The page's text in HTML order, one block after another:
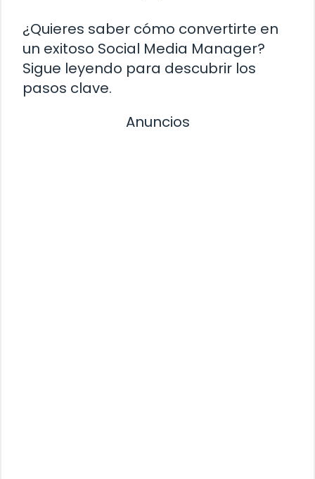
¿Quieres saber cómo convertirte en
un exitoso Social Media Manager?
Sigue leyendo para descubrir los
pasos clave.
Anuncios